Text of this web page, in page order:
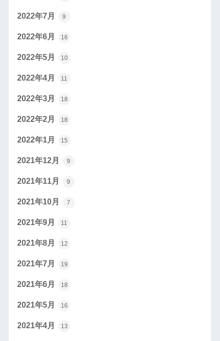
2022年7月 9
2022年6月 16
2022年5月 10
2022年4月 11
2022年3月 18
2022年2月 18
2022年1月 15
2021年12月 9
2021年11月 9
2021年10月 7
2021年9月 11
2021年8月 12
2021年7月 19
2021年6月 18
2021年5月 16
2021年4月 13